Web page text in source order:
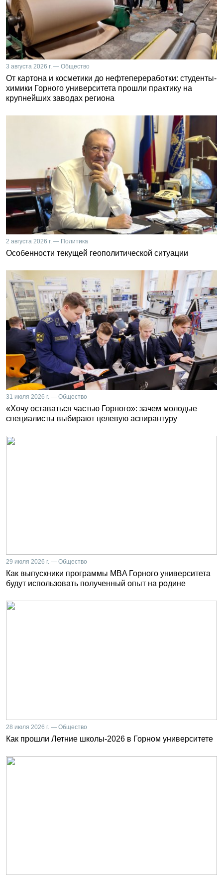
3 августа 2026 г. — Общество
От картона и косметики до нефтепереработки: студенты-
химики Горного университета прошли практику на
крупнейших заводах региона
2 августа 2026 г. — Политика
Особенности текущей геополитической ситуации
31 июля 2026 г. — Общество
«Хочу оставаться частью Горного»: зачем молодые
специалисты выбирают целевую аспирантуру
29 июля 2026 г. — Общество
Как выпускники программы MBA Горного университета
будут использовать полученный опыт на родине
28 июля 2026 г. — Общество
Как прошли Летние школы-2026 в Горном университете